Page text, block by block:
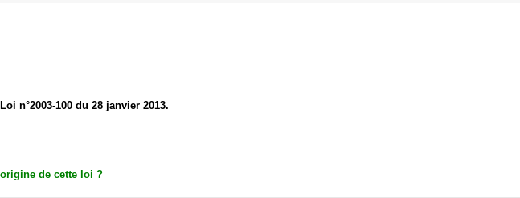
n°2003-100 du 28 janvier 2013.
de cette loi ?